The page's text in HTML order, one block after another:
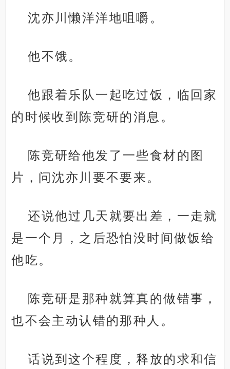
沈亦川懒洋洋地咀嚼。
他不饿。
他跟着乐队一起吃过饭，临回家
的时候收到陈竞研的消息。
陈竞研给他发了一些食材的图
片，问沈亦川要不要来。
还说他过几天就要出差，一走就
是一个月，之后恐怕没时间做饭给
他吃。
陈竞研是那种就算真的做错事，
也不会主动认错的那种人。
话说到这个程度，释放的求和信